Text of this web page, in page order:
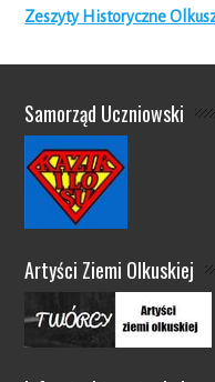
Zeszyty Historyczne
Samorząd Uczniowski
Artyści Ziemi Olkuskiej